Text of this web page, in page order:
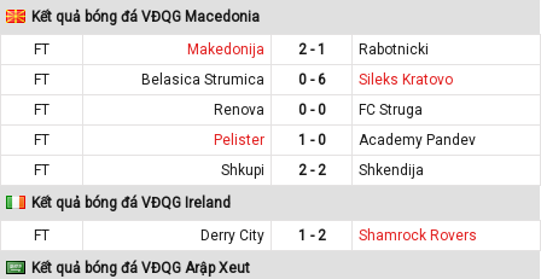
Kết quả bóng đá VĐQG Macedonia
FT
Makedonija 2 - 1
Rabotnicki
FT
Belasica Strumica 0 - 6
Sileks Kratovo
FT
Renova 0 - 0
FC Struga
FT
Pelister 1 - 0
Academy Pandev
FT
Shkupi 2 - 2
Shkendija
Kết quả bóng đá VĐQG Ireland
FT
Derry City 1 - 2
Shamrock Rovers
Kết quả bóng đá VĐQG Arập Xeut